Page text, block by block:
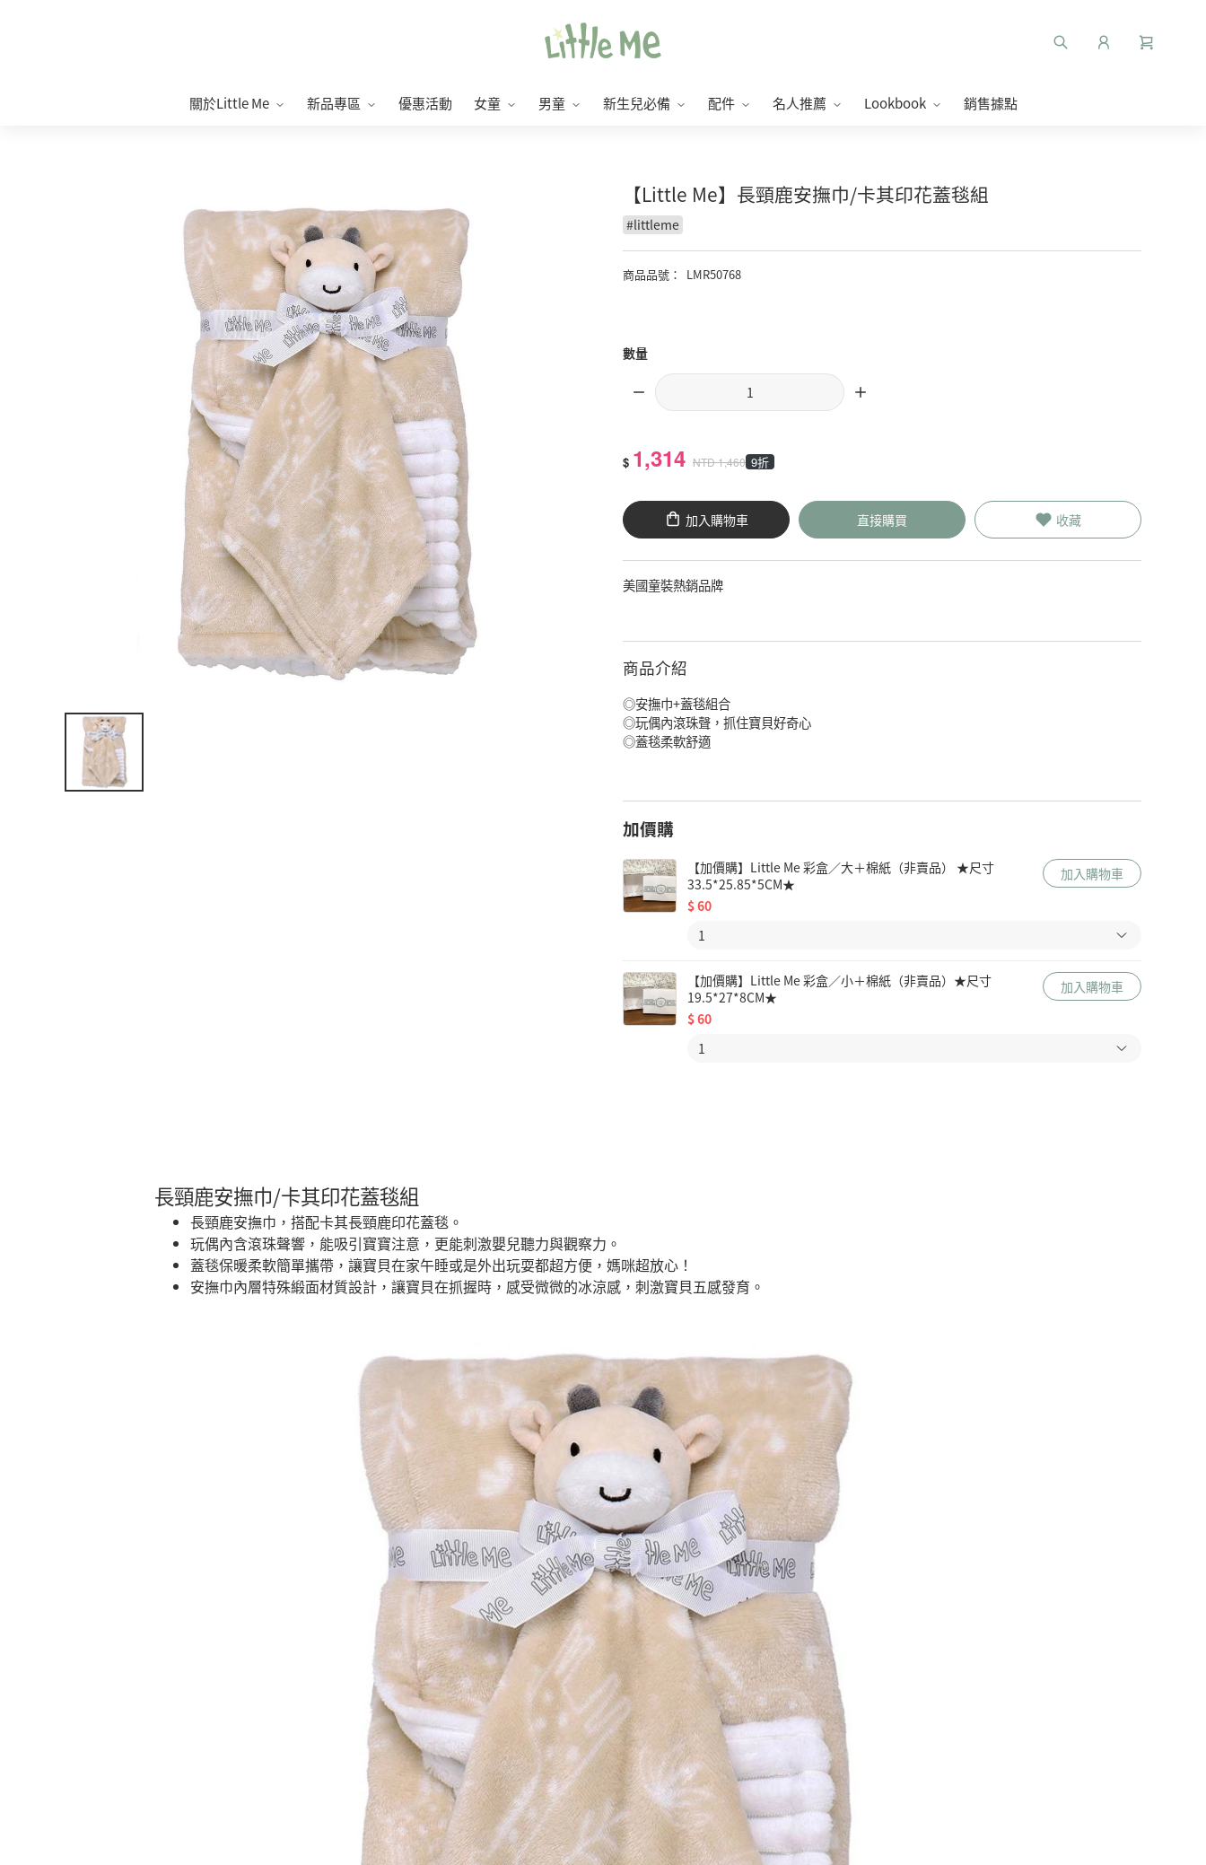
關於Little Me 新品專區 優惠活動 女童 男童 新生兒必備 配件 名人推薦 Lookbook 銷售據點
【Little Me】長頸鹿安撫巾/卡其印花蓋毯組
#littleme
商品品號 ： LMR50768
數量
$ 1,314 NTD1,460 9折
加入購物車 直接購買 收藏
美國童裝熱銷品牌
商品介紹
◎安撫巾+蓋毯組合
◎玩偶內滾珠聲，抓住寶貝好奇心
◎蓋毯柔軟舒適
加價購
【加價購】Little Me 彩盒／大＋棉紙（非賣品） ★尺寸
33.5*25.85*5CM★
$60
加入購物車
【加價購】Little Me 彩盒／小＋棉紙（非賣品）★尺寸
19.5*27*8CM★
$60
加入購物車
長頸鹿安撫巾/卡其印花蓋毯組
長頸鹿安撫巾，搭配卡其長頸鹿印花蓋毯。
玩偶內含滾珠聲響，能吸引寶寶注意，更能刺激嬰兒聽力與觀察力。
蓋毯保暖柔軟簡單攜帶，讓寶貝在家午睡或是外出玩耍都超方便，媽咪超放心！
安撫巾內層特殊緞面材質設計，讓寶貝在抓握時，感受微微的冰涼感，刺激寶貝五感發育。